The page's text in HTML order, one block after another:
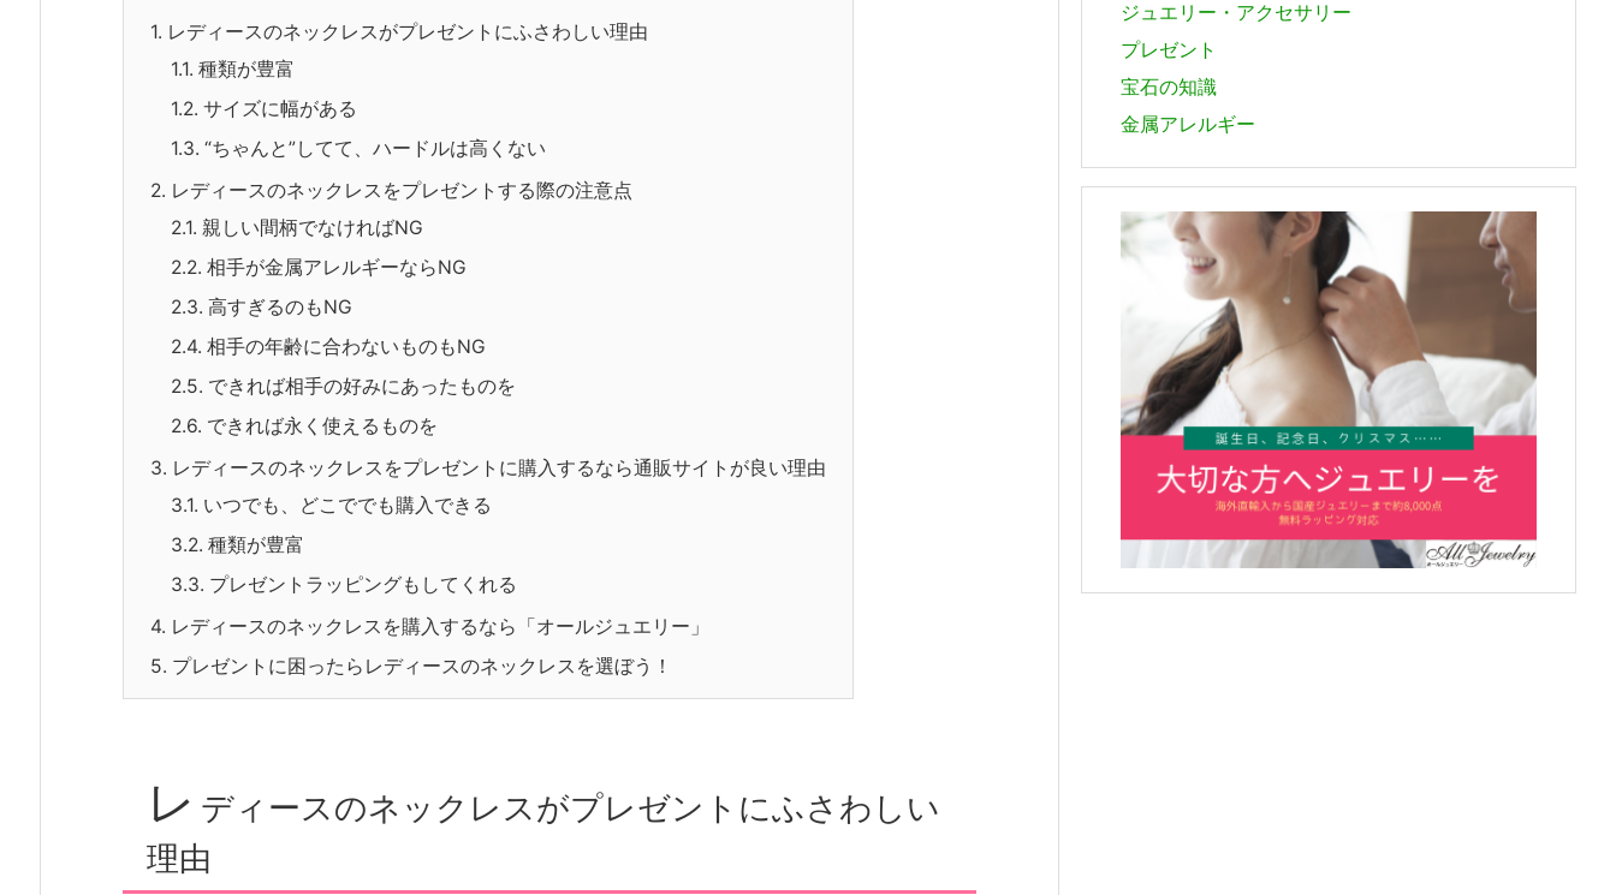
1. レディースのネックレスがプレゼントにふさわしい理由
1.1. 種類が豊富
1.2. サイズに幅がある
1.3. “ちゃんと”してて、ハードルは高くない
2. レディースのネックレスをプレゼントする際の注意点
2.1. 親しい間柄でなければNG
2.2. 相手が金属アレルギーならNG
2.3. 高すぎるのもNG
2.4. 相手の年齢に合わないものもNG
2.5. できれば相手の好みにあったものを
2.6. できれば永く使えるものを
3. レディースのネックレスをプレゼントに購入するなら通販サイトが良い理由
3.1. いつでも、どこででも購入できる
3.2. 種類が豊富
3.3. プレゼントラッピングもしてくれる
4. レディースのネックレスを購入するなら「オールジュエリー」
5. プレゼントに困ったらレディースのネックレスを選ぼう！
レ ディースのネックレスがプレゼントにふさわしい
理由
ジュエリー・アクセサリー
プレゼント
宝石の知識
金属アレルギー